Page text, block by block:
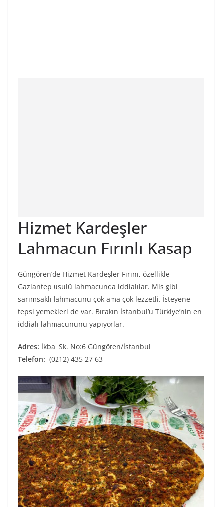
Hizmet Kardeşler
Lahmacun Fırınlı Kasap
Güngören’de Hizmet Kardeşler Fırını, özellikle
Gaziantep usulü lahmacunda iddialılar. Mis gibi
sarımsaklı lahmacunu çok ama çok lezzetli. İsteyene
tepsi yemekleri de var. Bırakın İstanbul’u Türkiye’nin en
iddialı lahmacununu yapıyorlar.
Adres: İkbal Sk. No:6 Güngören/İstanbul
Telefon: (0212) 435 27 63